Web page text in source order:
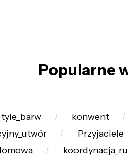
Popularne
tyle_barw konwent
Przyjaciele